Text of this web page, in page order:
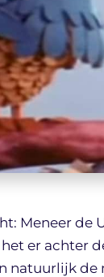
Meneer de
er achter
natuurlijk de